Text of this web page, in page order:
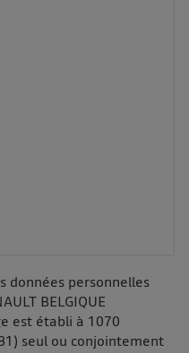
données personnelles
BELGIQUE
est établi à 1070
seul ou conjointement